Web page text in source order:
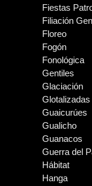
Fiestas
Filiación
Floreo
Fogón
Fonológica
Gentiles
Glaciación
Glotalizadas
Guaicurúes
Gualicho
Guanacos
Guerra del
Hábitat
Hanga